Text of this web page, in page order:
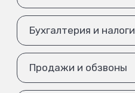
Бухгалтерия и налоги
Продажи и обзвоны